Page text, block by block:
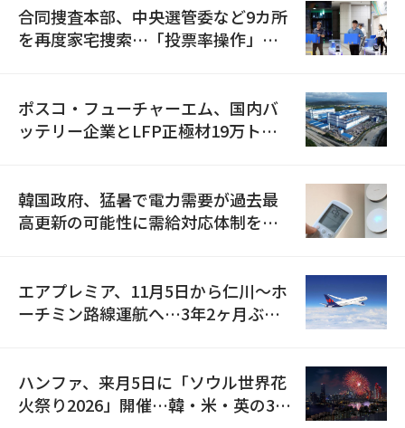
合同捜査本部、中央選管委など9カ所
を再度家宅捜索…「投票率操作」の
ポスコ・フューチャーエム、国内バ
ッテリー企業とLFP正極材19万トン
韓国政府、猛暑で電力需要が過去最
高更新の可能性に需給対応体制を点
エアプレミア、11月5日から仁川〜ホ
ーチミン路線運航へ…3年2ヶ月ぶり
ハンファ、来月5日に「ソウル世界花
火祭り2026」開催…韓・米・英の3カ